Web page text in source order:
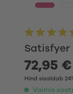
Satisfyer
72,95
Hind sisaldab
Valmis